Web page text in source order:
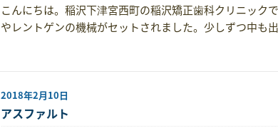
こんにちは。稲沢下津宮西町の稲沢矯正歯科クリニック
やレントゲンの機械がセットされました。少しずつ中も
2018年2月10日
アスファルト